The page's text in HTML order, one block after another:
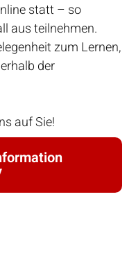
statt – so
aus teilnehmen.
zum Lernen,
der
auf Sie!